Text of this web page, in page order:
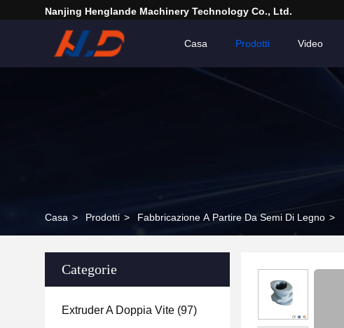
Nanjing Henglande Machinery Technology Co., Ltd.
Casa Prodotti Video
Casa > Prodotti > Fabbricazione A Partire Da Semi Di Legno >
Categorie
Extruder A Doppia Vite (97)